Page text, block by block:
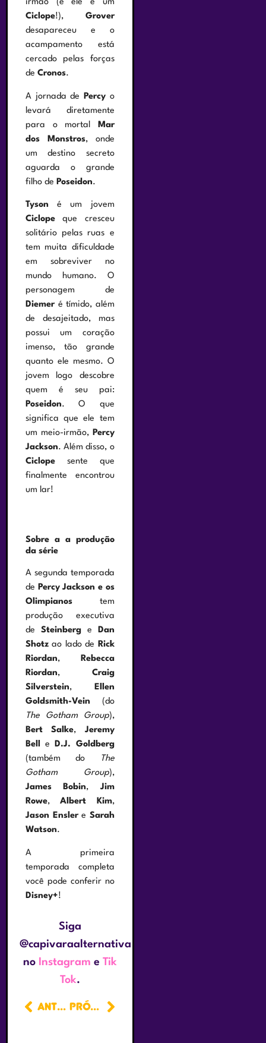
irmão (e ele é um
Ciclope!), Grover
desapareceu e o
acampamento está
cercado pelas forças
de Cronos.
A jornada de Percy o
levará diretamente
para o mortal
Mar
dos Monstros, onde
um destino secreto
aguarda o grande
filho de Poseidon.
Tyson é um jovem
Ciclopeque cresceu
solitário pelas ruas e
tem muita dificuldade
em sobreviver no
mundo humano. O
personagem de
Diemer é tímido, além
de desajeitado, mas
possui um coração
imenso, tão grande
quanto ele mesmo. O
jovem logo descobre
quem é seu pai:
Poseidon. O que
significa que ele tem
um meio-irmão, Percy
Jackson. Além disso, o
Ciclope sente que
finalmente encontrou
um lar!
Sobre a a produção
da série
A segunda temporada
de Percy Jackson e os
Olimpianos tem
produção executiva
de Steinberge Dan
Shotzao lado de Rick
Riordan, Rebecca
Riordan, Craig
Silverstein, Ellen
Goldsmith-Vein (do
The Gotham Group),
Bert Salke, Jeremy
Bell eD.J. Goldberg
(também do
The
Gotham Group),
James Bobin, Jim
Rowe,Albert Kim,
Jason Enslere Sarah
Watson.
A primeira
temporada completa
você pode conferir no
Disney+!
Siga
@capivaraalternativa
no Instagram e Tik
Tok.
ANTERIOR PRÓXIMO